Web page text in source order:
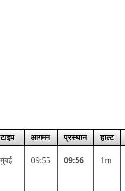
टाइप आगमन प्रस्थान हाल्ट
मुंबई 09:55 09:56 1m